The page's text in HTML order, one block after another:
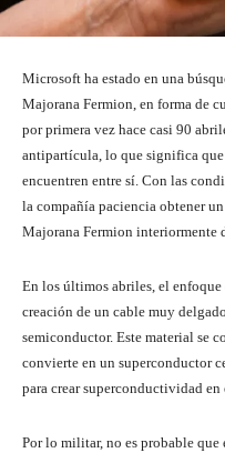
Microsoft ha estado en una
Majorana Fermion, en forma de
por primera vez hace casi 90
antipartícula, lo que significa
encuentren entre sí. Con las
la compañía paciencia obtener
Majorana Fermion interiormente
En los últimos abriles, el
creación de un cable muy
semiconductor. Este material se
convierte en un superconductor
para crear superconductividad en
Por lo militar, no es probable que